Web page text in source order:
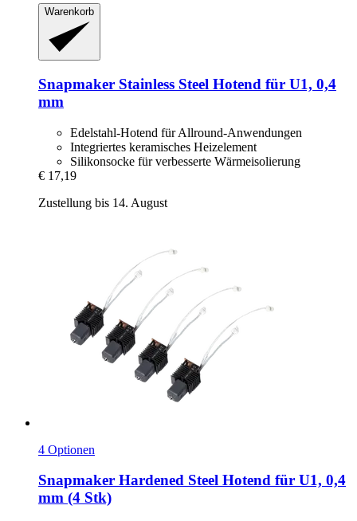
Warenkorb
Snapmaker Stainless Steel Hotend für U1, 0,4
mm
Edelstahl-Hotend für Allround-Anwendungen
Integriertes keramisches Heizelement
Silikonsocke für verbesserte Wärmeisolierung
€ 17,19
Zustellung bis 14. August
4 Optionen
Snapmaker Hardened Steel Hotend für U1, 0,4
mm (4 Stk)